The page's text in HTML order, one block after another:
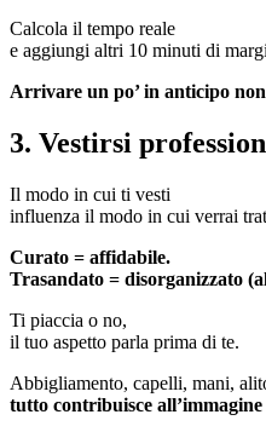
Calcola il tempo reale
e aggiungi altri 10 minuti di
Arrivare un po’ in anticipo
3. Vestirsi
Il modo in cui ti vesti
influenza il modo in cui verrai
Curato = affidabile.
Trasandato = disorganizzato
Ti piaccia o no,
il tuo aspetto parla prima di te.
Abbigliamento, capelli, mani,
tutto contribuisce all’immagine